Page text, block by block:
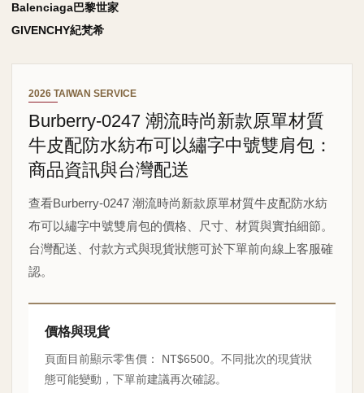
Balenciaga巴黎世家
GIVENCHY紀梵希
2026 TAIWAN SERVICE
Burberry-0247 潮流時尚新款原單材質
牛皮配防水紡布可以繡字中號雙肩包：
商品資訊與台灣配送
查看Burberry-0247 潮流時尚新款原單材質牛皮配防水紡
布可以繡字中號雙肩包的價格、尺寸、材質與實拍細節。
台灣配送、付款方式與現貨狀態可於下單前向線上客服確
認。
價格與現貨
頁面目前顯示零售價： NT$6500。不同批次的現貨狀
態可能變動，下單前建議再次確認。